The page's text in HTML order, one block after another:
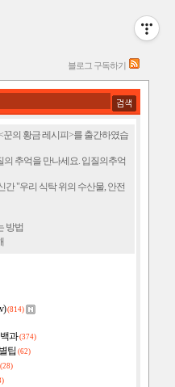
블로그 구독하기
꾼의 황금 레시피>를 출간하였습
의 추억을 만나세요. 입질의추억
간 "우리 식탁 위의 수산물, 안전
방법
(814)
과(374)
팁 (62)
(28)